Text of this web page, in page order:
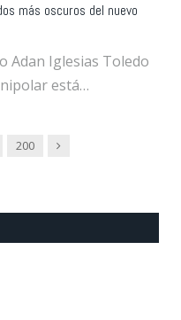
más oscuros del nuevo
Adan Iglesias Toledo
está…
200 Next